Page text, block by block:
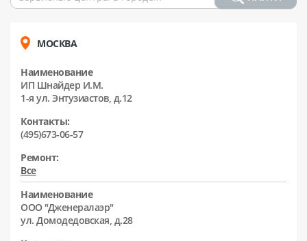
МОСКВА
Наименование
ИП Шнайдер И.М.
1-я ул. Энтузиастов, д.12
Контакты:
(495)673-06-57
Ремонт:
Все
Наименование
ООО "Дженералаэр"
ул. Домодедовская, д.28